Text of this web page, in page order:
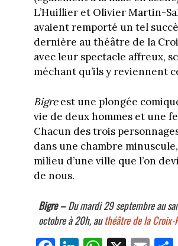
L’Huillier et Olivier Martin-
avaient remporté un tel
dernière au théâtre de la
avec leur spectacle affreux,
méchant qu’ils y reviennent
Bigreest une plongée
vie de deux hommes et une
Chacun des trois
dans une chambre
milieu d’une ville que l’on
de nous.
Bigre –Du mardi 29 septembre au
octobre à 20h, authéâtre de la Croix-